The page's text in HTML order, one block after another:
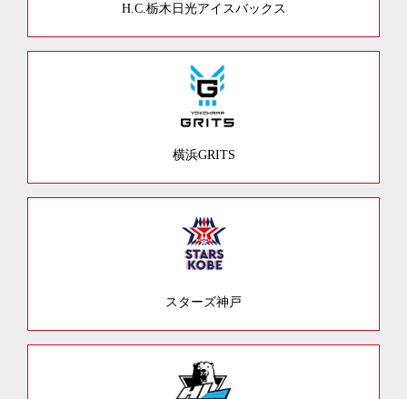
H.C.栃木日光アイスバックス
横浜GRITS
スターズ神戸